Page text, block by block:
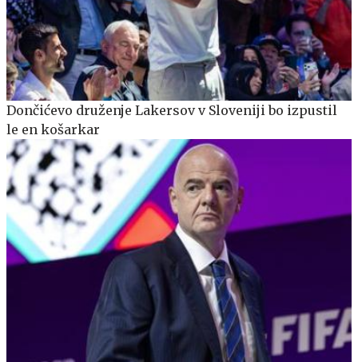
Dončićevo druženje Lakersov v Sloveniji bo izpustil
le en košarkar